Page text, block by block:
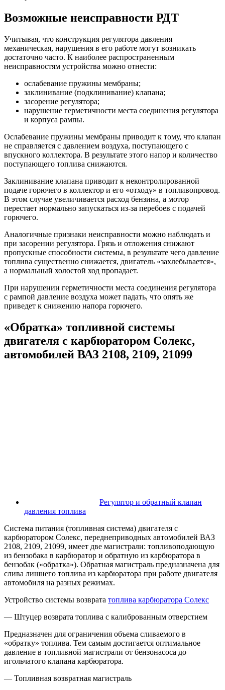
Возможные неисправности РДТ
Учитывая, что конструкция регулятора давления
механическая, нарушения в его работе могут возникать
достаточно часто. К наиболее распространенным
неисправностям устройства можно отнести:
ослабевание пружины мембраны;
заклинивание (подклинивание) клапана;
засорение регулятора;
нарушение герметичности места соединения регулятора
и корпуса рампы.
Ослабевание пружины мембраны приводит к тому, что клапан
не справляется с давлением воздуха, поступающего с
впускного коллектора. В результате этого напор и количество
поступающего топлива снижаются.
Заклинивание клапана приводит к неконтролированной
подаче горючего в коллектор и его «отходу» в топливопровод.
В этом случае увеличивается расход бензина, а мотор
перестает нормально запускаться из-за перебоев с подачей
горючего.
Аналогичные признаки неисправности можно наблюдать и
при засорении регулятора. Грязь и отложения снижают
пропускные способности системы, в результате чего давление
топлива существенно снижается, двигатель «захлебывается»,
а нормальный холостой ход пропадает.
При нарушении герметичности места соединения регулятора
с рампой давление воздуха может падать, что опять же
приведет к снижению напора горючего.
«Обратка» топливной системы
двигателя с карбюратором Солекс,
автомобилей ВАЗ 2108, 2109, 21099
Регулятор и обратный клапан
давления топлива
Система питания (топливная система) двигателя с
карбюратором Солекс, переднеприводных автомобилей ВАЗ
2108, 2109, 21099, имеет две магистрали: топливоподающую
из бензобака в карбюратор и обратную из карбюратора в
бензобак («обратка»). Обратная магистраль предназначена для
слива лишнего топлива из карбюратора при работе двигателя
автомобиля на разных режимах.
Устройство системы возврата топлива карбюратора Солекс
— Штуцер возврата топлива с калиброванным отверстием
Предназначен для ограничения объема сливаемого в
«обратку» топлива. Тем самым достигается оптимальное
давление в топливной магистрали от бензонасоса до
игольчатого клапана карбюратора.
— Топливная возвратная магистраль